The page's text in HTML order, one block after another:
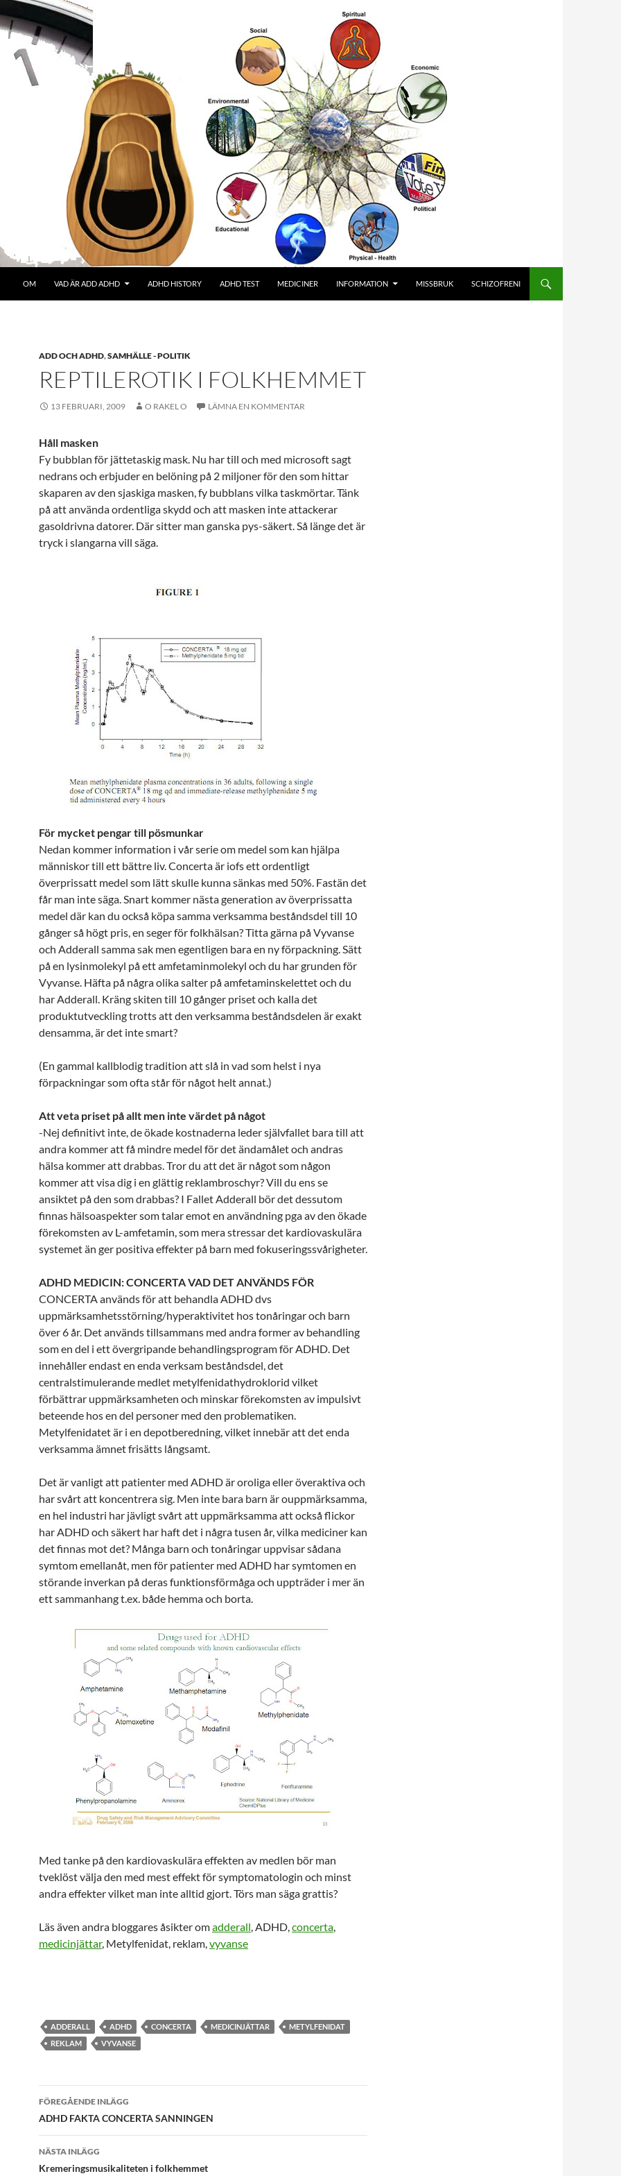
OM VAD ÄR ADD ADHD ADHD HISTORY ADHD TEST MEDICINER INFORMATION MISSBRUK SCHIZOFRENI
ADD OCH ADHD,SAMHÄLLE - POLITIK
REPTILEROTIK I FOLKHEMMET
13 FEBRUARI, 2009 O RAKEL O LÄMNA EN KOMMENTAR
Håll masken
Fy bubblan för jättetaskig mask. Nu har till och med microsoft sagt
nedrans och erbjuder en belöning på 2 miljoner för den som hittar
skaparen av den sjaskiga masken, fy bubblans vilka taskmörtar. Tänk
på att använda ordentliga skydd och att masken inte attackerar
gasoldrivna datorer. Där sitter man ganska pys-säkert. Så länge det är
tryck i slangarna vill säga.
För mycket pengar till pösmunkar
Nedan kommer information i vår serie om medel som kan hjälpa
människor till ett bättre liv. Concerta är iofs ett ordentligt
överprissatt medel som lätt skulle kunna sänkas med 50%. Fastän det
får man inte säga. Snart kommer nästa generation av överprissatta
medel där kan du också köpa samma verksamma beståndsdel till 10
gånger så högt pris, en seger för folkhälsan? Titta gärna på Vyvanse
och Adderall samma sak men egentligen bara en ny förpackning. Sätt
på en lysinmolekyl på ett amfetaminmolekyl och du har grunden för
Vyvanse. Häfta på några olika salter på amfetaminskelettet och du
har Adderall. Kräng skiten till 10 gånger priset och kalla det
produktutveckling trotts att den verksamma beståndsdelen är exakt
densamma, är det inte smart?
(En gammal kallblodig tradition att slå in vad som helst i nya
förpackningar som ofta står för något helt annat.)
Att veta priset på allt men inte värdet på något
-Nej definitivt inte, de ökade kostnaderna leder självfallet bara till att
andra kommer att få mindre medel för det ändamålet och andras
hälsa kommer att drabbas. Tror du att det är något som någon
kommer att visa dig i en glättig reklambroschyr? Vill du ens se
ansiktet på den som drabbas? I Fallet Adderall bör det dessutom
finnas hälsoaspekter som talar emot en användning pga av den ökade
förekomsten av L-amfetamin, som mera stressar det kardiovaskulära
systemet än ger positiva effekter på barn med fokuseringssvårigheter.
ADHD MEDICIN: CONCERTA VAD DET ANVÄNDS FÖR
CONCERTA används för att behandla ADHD dvs
uppmärksamhetsstörning/hyperaktivitet hos tonåringar och barn
över 6 år. Det används tillsammans med andra former av behandling
som en del i ett övergripande behandlingsprogram för ADHD. Det
innehåller endast en enda verksam beståndsdel, det
centralstimulerande medlet metylfenidathydroklorid vilket
förbättrar uppmärksamheten och minskar förekomsten av impulsivt
beteende hos en del personer med den problematiken.
Metylfenidatet är i en depotberedning, vilket innebär att det enda
verksamma ämnet frisätts långsamt.
Det är vanligt att patienter med ADHD är oroliga eller överaktiva och
har svårt att koncentrera sig. Men inte bara barn är ouppmärksamma,
en hel industri har jävligt svårt att uppmärksamma att också flickor
har ADHD och säkert har haft det i några tusen år, vilka mediciner kan
det finnas mot det? Många barn och tonåringar uppvisar sådana
symtom emellanåt, men för patienter med ADHD har symtomen en
störande inverkan på deras funktionsförmåga och uppträder i mer än
ett sammanhang t.ex. både hemma och borta.
Med tanke på den kardiovaskulära effekten av medlen bör man
tveklöst välja den med mest effekt för symptomatologin och minst
andra effekter vilket man inte alltid gjort. Törs man säga grattis?
Läs även andra bloggares åsikter omadderall, ADHD,concerta,
medicinjättar, Metylfenidat, reklam,vyvanse
ADDERALL ADHD CONCERTA MEDICINJÄTTAR
METYLFENIDAT
REKLAM
VYVANSE
Inläggsnavigering
FÖREGÅENDE INLÄGG
ADHD FAKTA CONCERTA SANNINGEN
NÄSTA INLÄGG
Kremeringsmusikaliteten i folkhemmet